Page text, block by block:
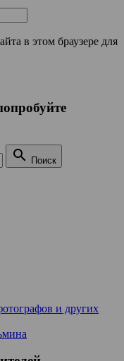
в этом браузере для
 Поиск
и других